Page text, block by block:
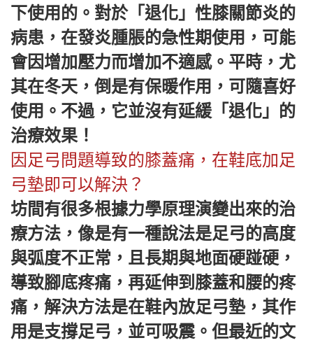
下使用的。對於「退化」性膝關節炎的
病患，在發炎腫脹的急性期使用，可能
會因增加壓力而增加不適感。平時，尤
其在冬天，倒是有保暖作用，可隨喜好
使用。不過，它並沒有延緩「退化」的
治療效果！
因足弓問題導致的膝蓋痛，在鞋底加足
弓墊即可以解決？
坊間有很多根據力學原理演變出來的治
療方法，像是有一種說法是足弓的高度
與弧度不正常，且長期與地面硬踫硬，
導致腳底疼痛，再延伸到膝蓋和腰的疼
痛，解決方法是在鞋內放足弓墊，其作
用是支撐足弓，並可吸震。但最近的文